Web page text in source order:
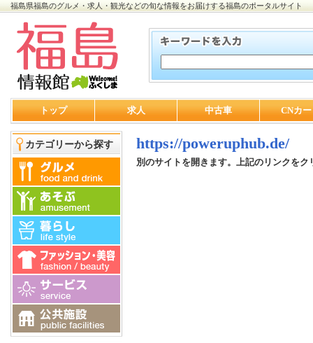
福島県福島のグルメ・求人・観光などの旬な情報をお届けする福島のポータルサイト
トップ 求人 中古車 CNカ
カテゴリーから探す https://poweruphub.de/
別のサイトを開きます。上記のリンクをク